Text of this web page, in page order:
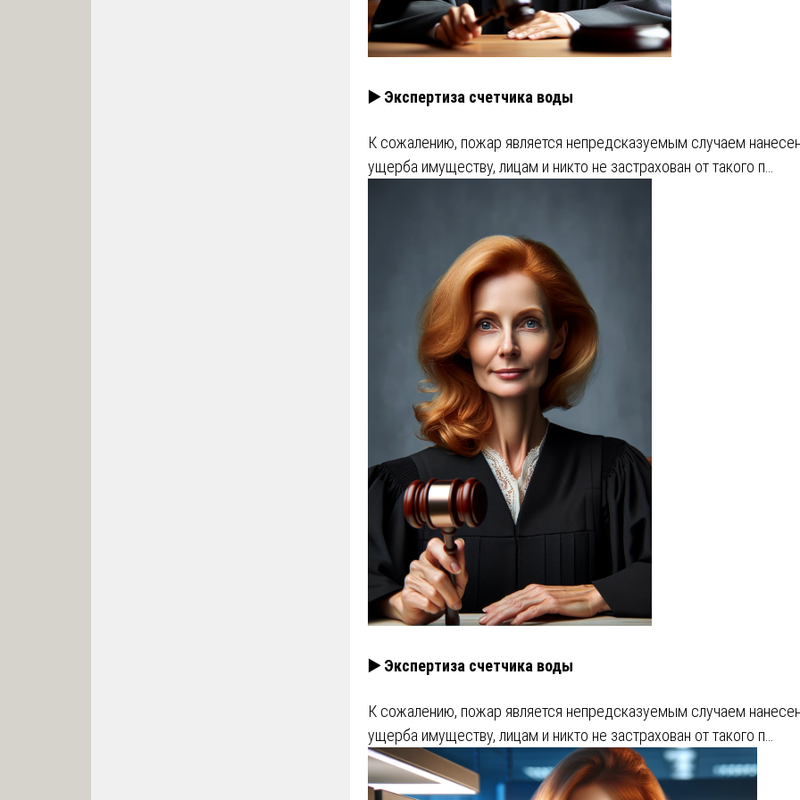
▶️ Экспертиза счетчика воды
К сожалению, пожар является непредсказуемым случаем
ущерба имуществу, лицам и никто не застрахован от такого п…
▶️ Экспертиза счетчика воды
К сожалению, пожар является непредсказуемым случаем
ущерба имуществу, лицам и никто не застрахован от такого п…